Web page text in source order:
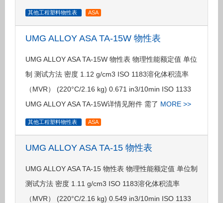
其他工程塑料物性表 ASA
UMG ALLOY ASA TA-15W 物性表
UMG ALLOY ASA TA-15W 物性表 物理性能额定值 单位
制 测试方法 密度 1.12 g/cm3 ISO 1183溶化体积流率
（MVR） (220°C/2.16 kg) 0.671 in3/10min ISO 1133
UMG ALLOY ASA TA-15W详情见附件 需了 MORE >>
其他工程塑料物性表 ASA
UMG ALLOY ASA TA-15 物性表
UMG ALLOY ASA TA-15 物性表 物理性能额定值 单位制
测试方法 密度 1.11 g/cm3 ISO 1183溶化体积流率
（MVR） (220°C/2.16 kg) 0.549 in3/10min ISO 1133